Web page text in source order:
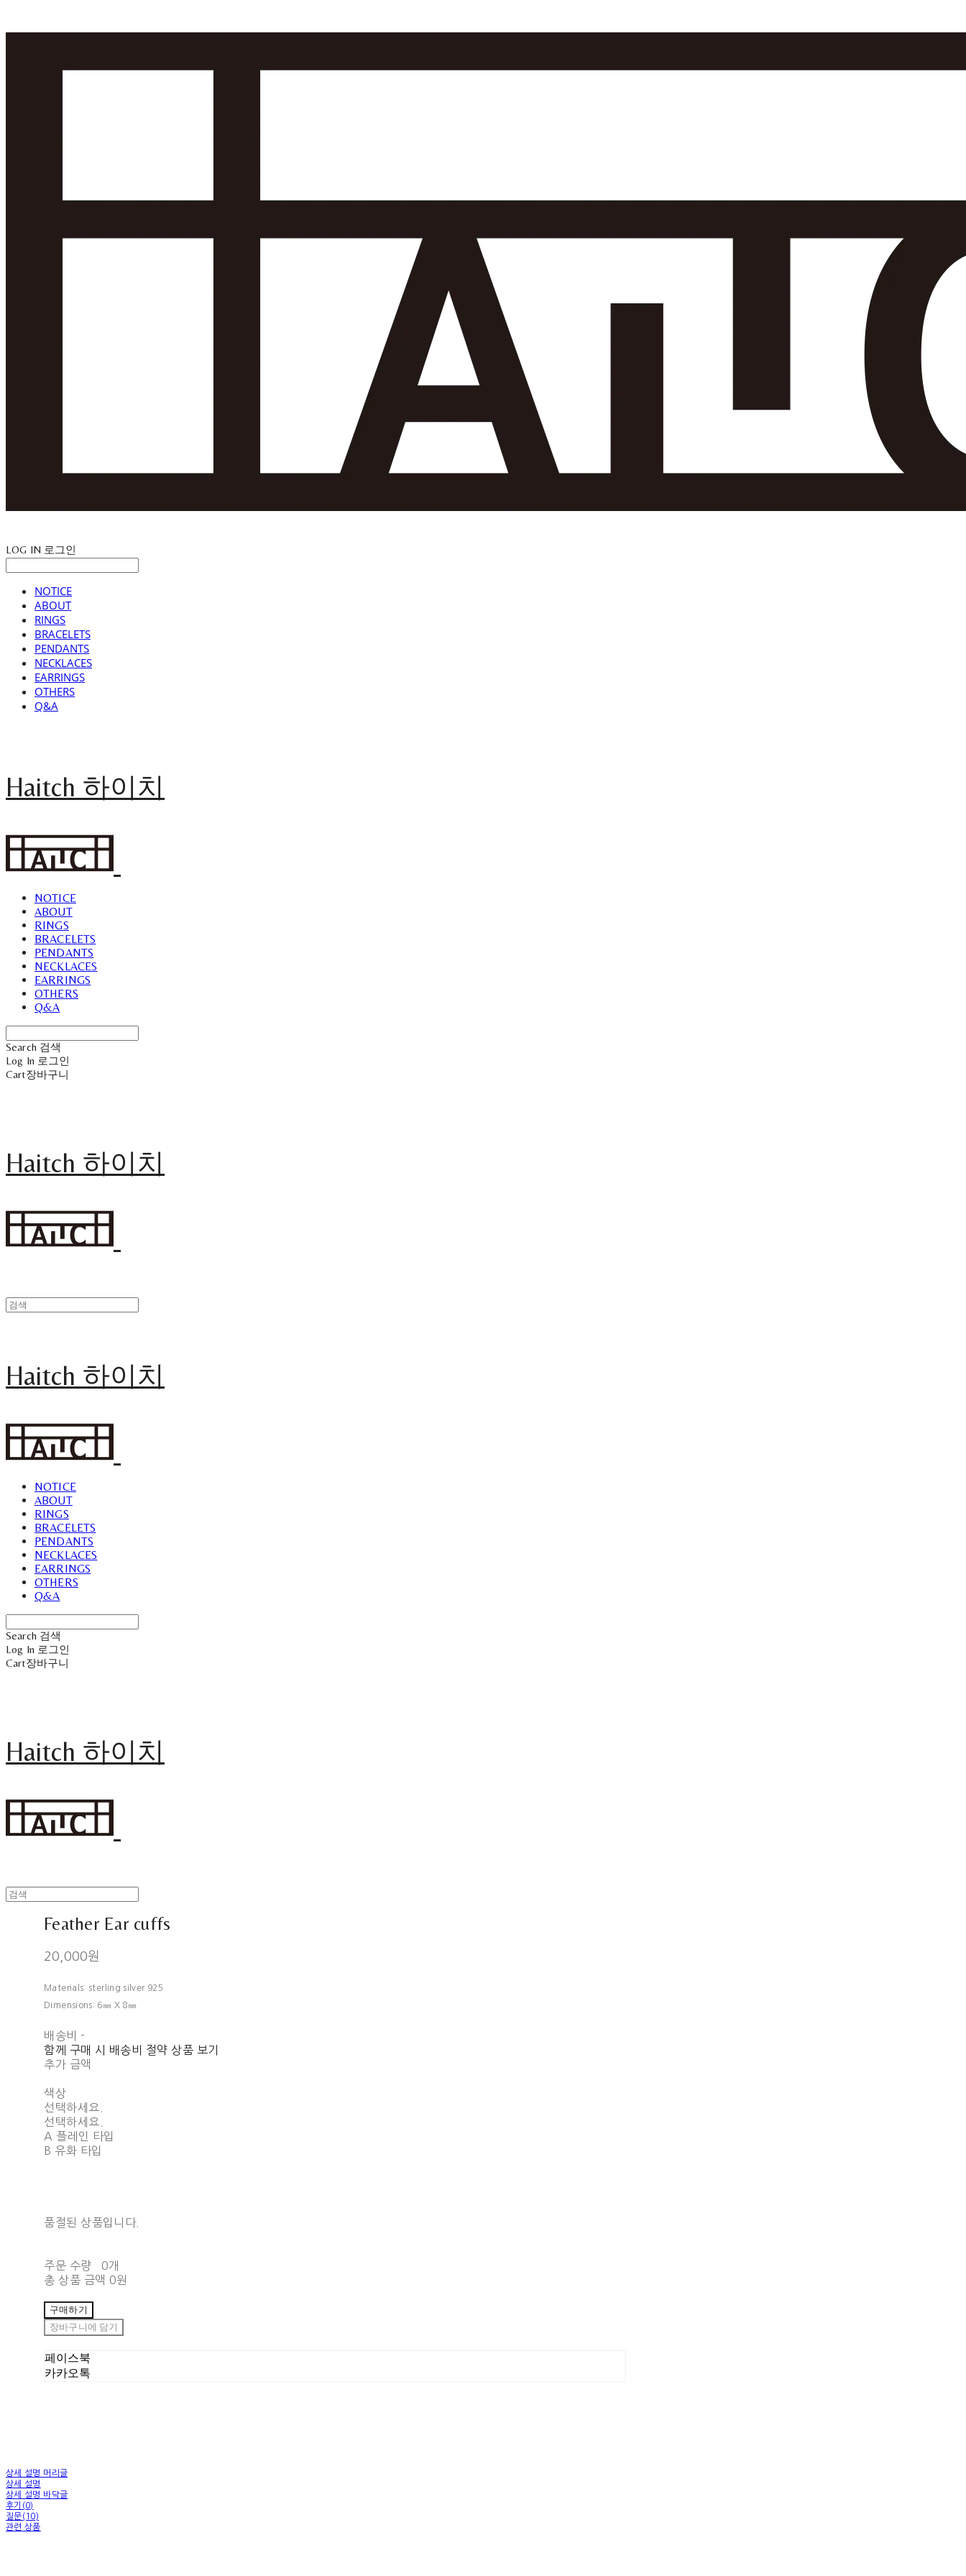
LOG IN 로그인
NOTICE
ABOUT
RINGS
BRACELETS
PENDANTS
NECKLACES
EARRINGS
OTHERS
Q&A
Haitch 하이치
NOTICE
ABOUT
RINGS
BRACELETS
PENDANTS
NECKLACES
EARRINGS
OTHERS
Q&A
Search 검색
Log In 로그인
Cart장바구니
Haitch 하이치
Haitch 하이치
NOTICE
ABOUT
RINGS
BRACELETS
PENDANTS
NECKLACES
EARRINGS
OTHERS
Q&A
Search 검색
Log In 로그인
Cart장바구니
Haitch 하이치
Feather Ear cuffs
20,000원
Materials: sterling silver 925
Dimensions: 6㎜ X 8㎜
배송비 -
함께 구매 시 배송비 절약 상품 보기
추가 금액
색상
선택하세요.
선택하세요.
A 플레인 타입
B 유화 타입
품절된 상품입니다.
주문 수량
0개
총 상품 금액 0원
구매하기
장바구니에 담기
페이스북
카카오톡
상세 설명 머리글
상세 설명
상세 설명 바닥글
후기(0)
질문(10)
관련 상품